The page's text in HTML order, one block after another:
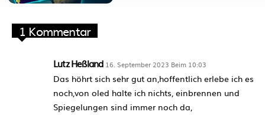
1 Kommentar
Lutz Heßland 16. September 2023 Beim 10:03
Das höhrt sich sehr gut an,hoffentlich erlebe ich es
noch,von oled halte ich nichts, einbrennen und
Spiegelungen sind immer noch da,